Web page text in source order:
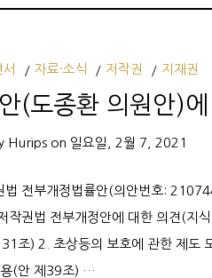
자료·소식 저작권 지재권
(도종환 의원안)
Hurips on 일요일, 2월 7, 2021
전부개정법률안(의안번호:
권법 전부개정안에 대한 의견(지
) 2. 초상등의 보호에 관한 제도
용(안 제39조) …